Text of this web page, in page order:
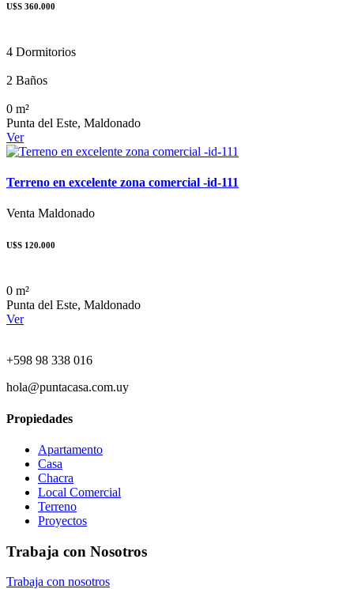
U$S 360.000
4 Dormitorios
2 Baños
0 m²
Punta del Este, Maldonado
Ver
Terreno en excelente zona comercial -id-111
Venta Maldonado
U$S 120.000
0 m²
Punta del Este, Maldonado
Ver
+598 98 338 016
hola@puntacasa.com.uy
Propiedades
Apartamento
Casa
Chacra
Local Comercial
Terreno
Proyectos
Trabaja con Nosotros
Trabaja con nosotros